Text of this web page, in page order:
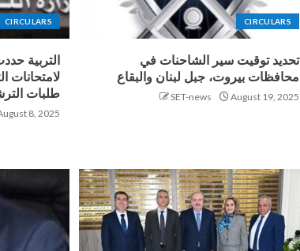
CIRCULARS
تحديد توقيت سير الشاحنات في
محافظات بيروت، جبل لبنان والبقاع
August 19, 2025
SET-news
CIRCULARS
التربية
لامتحانات
طلبات
8, 2025